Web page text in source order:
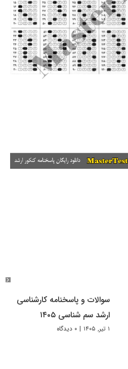
سوالات و پاسخنامه کارشناسی
ارشد سم شناسی ۱۴۰۵
۱ تیر, ۱۴۰۵ | ۰ دیدگاه